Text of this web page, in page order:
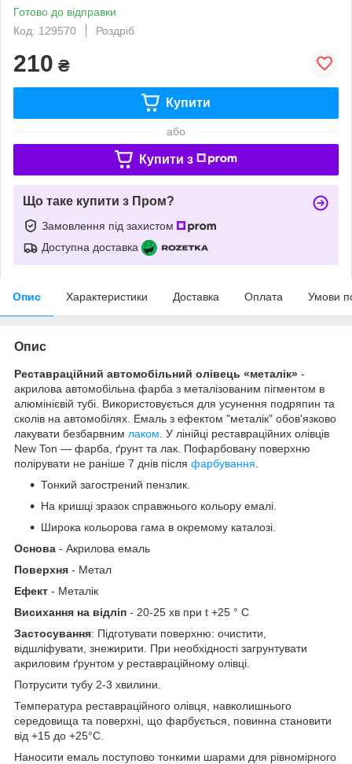
Готово до відправки
Код: 129570
Роздріб
210 ₴
Купити
або
Купити з
Що таке купити з Пром?
Замовлення під захистом
Доступна доставка
Опис Характеристики Доставка Оплата Умови
Опис
Реставраційний автомобільний олівець «металік» -
акрилова автомобільна фарба з металізованим пігментом в
алюмінієвій тубі. Використовується для усунення подряпин та
сколів на автомобілях. Емаль з ефектом "металік" обов'язково
лакувати безбарвним лаком . У лінійці реставраційних олівців
New Ton — фарба, ґрунт та лак. Пофарбовану поверхню
полірувати не раніше 7 днів після фарбування
Тонкий загострений пензлик.
На кришці зразок справжнього кольору емалі.
Широка кольорова гама в окремому каталозі.
Основа - Акрилова емаль
Поверхня - Метал
Ефект - Металік
Висихання на відліп - 20-25 хв при t +25 ° С
Застосування: Підготувати поверхню: очистити,
відшліфувати, знежирити. При необхідності загрунтувати
акриловим ґрунтом у реставраційному олівці.
Потрусити тубу 2-3 хвилини.
Температура реставраційного олівця, навколишнього
середовища та поверхні, що фарбується, повинна становити
від +15 до +25°С.
Наносити емаль поступово тонкими шарами для рівномірного